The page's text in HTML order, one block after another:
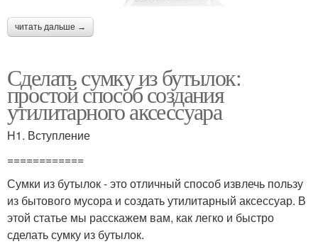
читать дальше →
Сделать сумку из бутылок:
простой способ создания
утилитарного аксессуара
H1. Вступление
============
Сумки из бутылок - это отличный способ извлечь пользу
из бытового мусора и создать утилитарный аксессуар. В
этой статье мы расскажем вам, как легко и быстро
сделать сумку из бутылок.